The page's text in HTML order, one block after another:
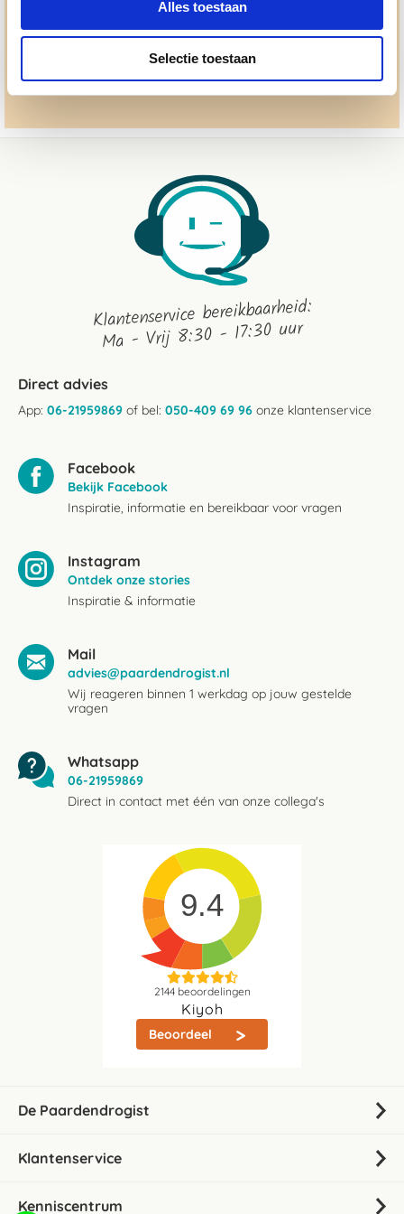
Alles toestaan
Selectie toestaan
advies@paardendrogist.nl
Whatsapp met ons
Klantenservice bereikbaarheid:
Ma - Vrij 8:30 - 17:30 uur
Direct advies
App: 06-21959869 of bel: 050-409 69 96 onze klantenservice
Facebook
Bekijk Facebook
Inspiratie, informatie en bereikbaar voor vragen
Instagram
Ontdek onze stories
Inspiratie & informatie
Mail
advies@paardendrogist.nl
Wij reageren binnen 1 werkdag op jouw gestelde
vragen
Whatsapp
06-21959869
Direct in contact met één van onze collega's
9.4
2144beoordelingen
Kiyoh
Beoordeel
De Paardendrogist
Klantenservice
Kenniscentrum